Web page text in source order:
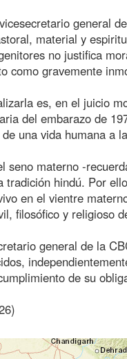
general
material y
no justifica
como gravemente
es, en el juicio
del embarazo de
una vida humana a
seno materno -
tradición hindú. Por
en el vientre
filosófico y religioso
general de la
de su